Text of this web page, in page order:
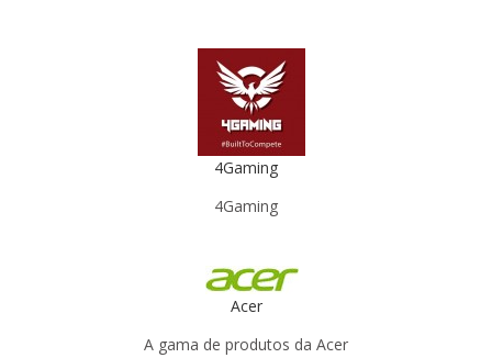
4Gaming
4Gaming
Acer
A gama de produtos da Acer